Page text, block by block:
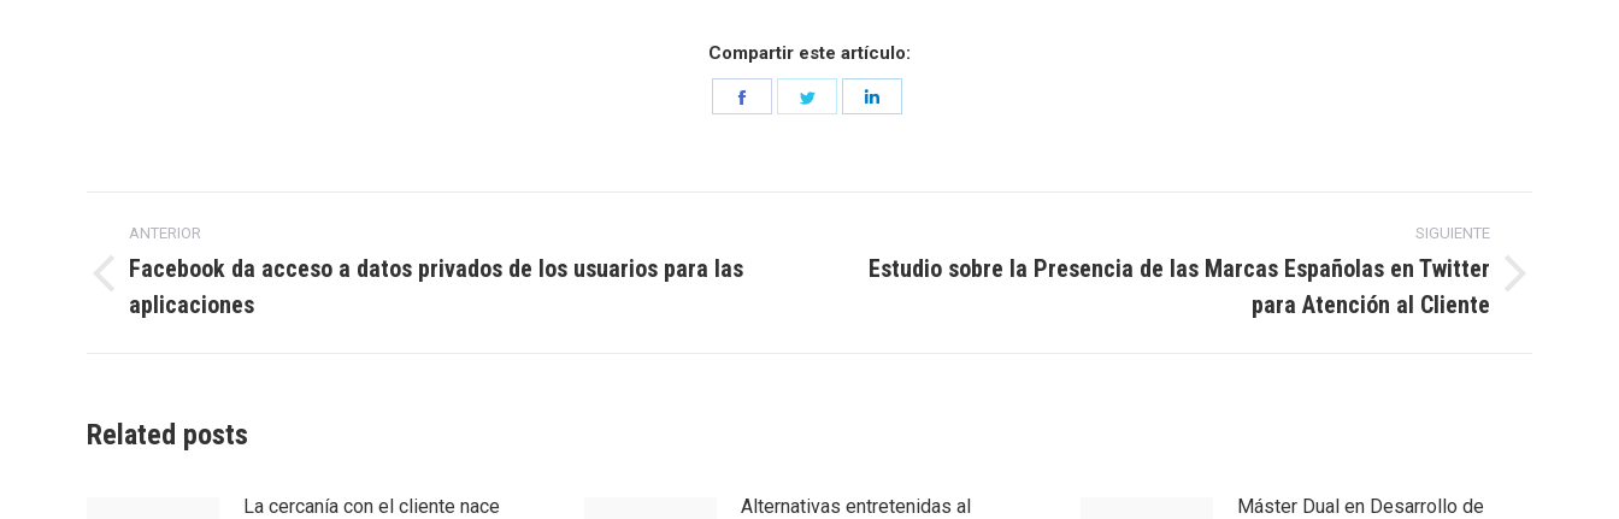
Compartir este artículo:
Share
Navegación
entre
entradas
ANTERIOR
anterior:
Facebook da acceso a datos privados de los usuarios para las
aplicaciones
SIGUIENTE
Estudio sobre la Presencia de las Marcas Españolas en Twitter
para Atención al Cliente
Related posts
La cercanía con el cliente nace
Alternativas entretenidas al
Máster Dual en Desarrollo de